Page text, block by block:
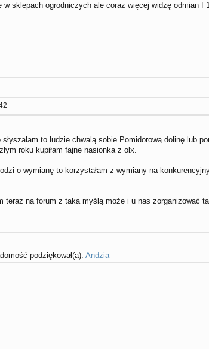
w sklepach ogrodniczych ale coraz więcej widzę odmian
to ludzie chwalą sobie Pomidorową dolinę lub
roku kupiłam fajne nasionka z olx.
o wymianę to korzystałam z wymiany na
teraz na forum z taka myślą może i u nas zorganizować
podziękował(a):Andzia